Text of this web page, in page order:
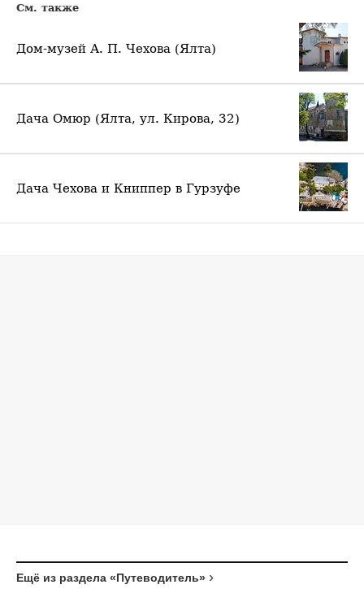
См. также
Дом-музей А. П. Чехова (Ялта)
Дача Омюр (Ялта, ул. Кирова, 32)
Дача Чехова и Книппер в Гурзуфе
Ещё из раздела «Путеводитель»